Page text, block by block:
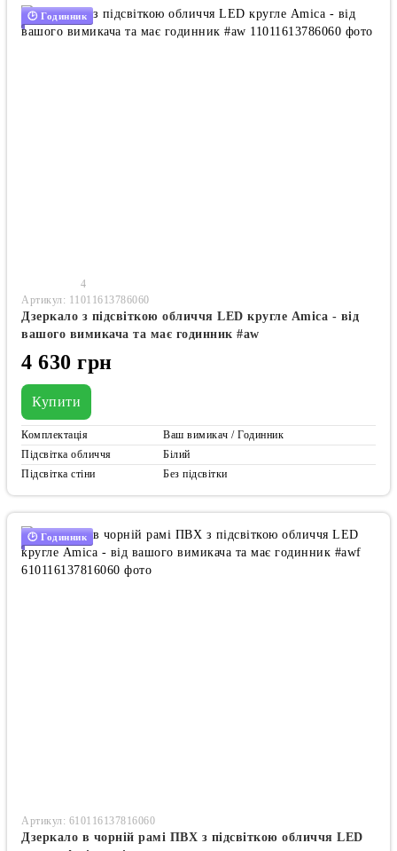
🕑 Годинник
4
Артикул: 11011613786060
Дзеркало з підсвіткою обличчя LED кругле Amica - від
вашого вимикача та має годинник #aw
4 630 грн
Купити
Комплектація
Ваш вимикач / Годинник
Підсвітка обличчя
Білий
Підсвітка стіни
Без підсвітки
🕑 Годинник
Артикул: 610116137816060
Дзеркало в чорній рамі ПВХ з підсвіткою обличчя LED